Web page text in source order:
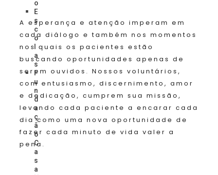
o
E
s
c
o
a
s
F
u
n
d
a
ç
ã
o
C
a
s
a
A esperança e atenção imperam em
cada diálogo e também nos momentos
nos quais os pacientes estão
buscando oportunidades apenas de
serem ouvidos. Nossos voluntários,
com entusiasmo, discernimento, amor
e dedicação, cumprem sua missão,
levando cada paciente a encarar cada
dia como uma nova oportunidade de
fazer cada minuto de vida valer a
pena.